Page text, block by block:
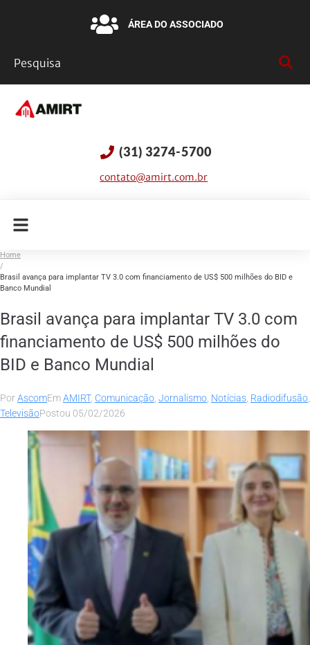
ÁREA DO ASSOCIADO
(31) 3274-5700
contato@amirt.com.br
Home
/
Brasil avança para implantar TV 3.0 com financiamento de US$ 500 milhões do BID e
Banco Mundial
Brasil avança para implantar TV 3.0 com
financiamento de US$ 500 milhões do
BID e Banco Mundial
PorAscomEmAMIRT, Comunicação Jornalismo Notícias Radiodifusão
TelevisãoPostou 05/02/2026